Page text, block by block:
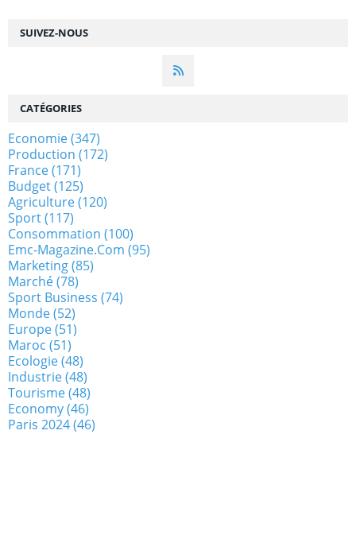
SUIVEZ-NOUS
CATÉGORIES
Economie(347)
Production (172)
France(171)
Budget(125)
Agriculture(120)
Sport(117)
Consommation (100)
Emc-Magazine.com (95)
Marketing(85)
Marché(78)
Sport Business (74)
Monde(52)
Europe(51)
Maroc (51)
Ecologie(48)
Industrie(48)
Tourisme(48)
Economy(46)
Paris 2024(46)